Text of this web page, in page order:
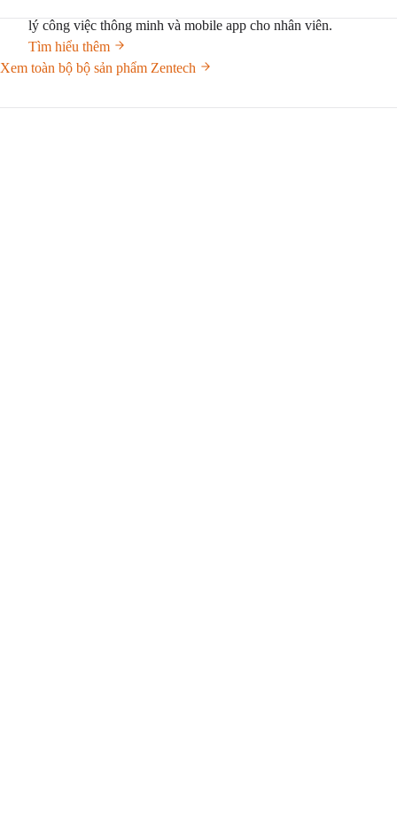
lý công việc thông minh và mobile app cho nhân viên.
Tìm hiểu thêm
Xem toàn bộ bộ sản phẩm Zentech